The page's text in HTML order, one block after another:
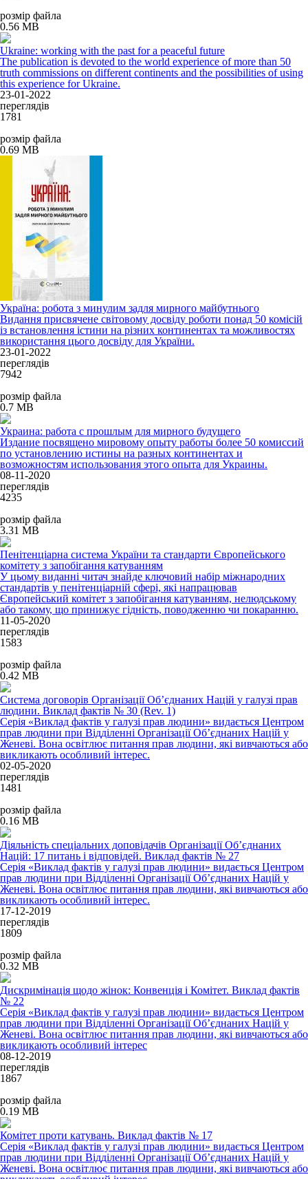
розмір файла
0.56 MB
Ukraine: working with the past for a peaceful future
The publication is devoted to the world experience of more than 50
truth commissions on different continents and the possibilities of using
this experience for Ukraine.
23-01-2022
переглядів
1781
розмір файла
0.69 MB
Україна: робота з минулим задля мирного майбутнього
Видання присвячене світовому досвіду роботи понад 50 комісій
із встановлення істини на різних континентах та можливостях
використання цього досвіду для України.
23-01-2022
переглядів
7942
розмір файла
0.7 MB
Украина: работа с прошлым для мирного будущего
Издание посвящено мировому опыту работы более 50 комиссий
по установлению истины на разных континентах и
возможностям использования этого опыта для Украины.
08-11-2020
переглядів
4235
розмір файла
3.31 MB
Пенітенціарна система України та стандарти Європейського
комітету з запобігання катуванням
У цьому виданні читач знайде ключовий набір міжнародних
стандартів у пенітенціарній сфері, які напрацював
Європейський комітет з запобігання катуванням, нелюдському
або такому, що принижує гідність, поводженню чи покаранню.
11-05-2020
переглядів
1583
розмір файла
0.42 MB
Система договорів Організації Об’єднаних Націй у галузі прав
людини. Виклад фактів № 30 (Rev. 1)
Серія «Виклад фактів у галузі прав людини» видається Центром
прав людини при Відділенні Організації Об’єднаних Націй у
Женеві. Вона освітлює питання прав людини, які вивчаються або
викликають особливий інтерес.
02-05-2020
переглядів
1481
розмір файла
0.16 MB
Діяльність спеціальних доповідачів Організації Об’єднаних
Націй: 17 питань і відповідей. Виклад фактів № 27
Серія «Виклад фактів у галузі прав людини» видається Центром
прав людини при Відділенні Організації Об’єднаних Націй у
Женеві. Вона освітлює питання прав людини, які вивчаються або
викликають особливий інтерес.
17-12-2019
переглядів
1809
розмір файла
0.32 MB
Дискримінація щодо жінок: Конвенція і Комітет. Виклад фактів
№ 22
Серія «Виклад фактів у галузі прав людини» видається Центром
прав людини при Відділенні Організації Об’єднаних Націй у
Женеві. Вона освітлює питання прав людини, які вивчаються або
викликають особливий інтерес
08-12-2019
переглядів
1867
розмір файла
0.19 MB
Комітет проти катувань. Виклад фактів № 17
Серія «Виклад фактів у галузі прав людини» видається Центром
прав людини при Відділенні Організації Об’єднаних Націй у
Женеві. Вона освітлює питання прав людини, які вивчаються або